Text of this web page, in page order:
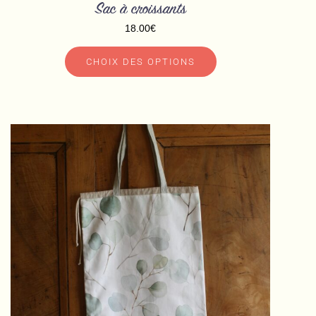
Sac à croissants
18.00€
CHOIX DES OPTIONS